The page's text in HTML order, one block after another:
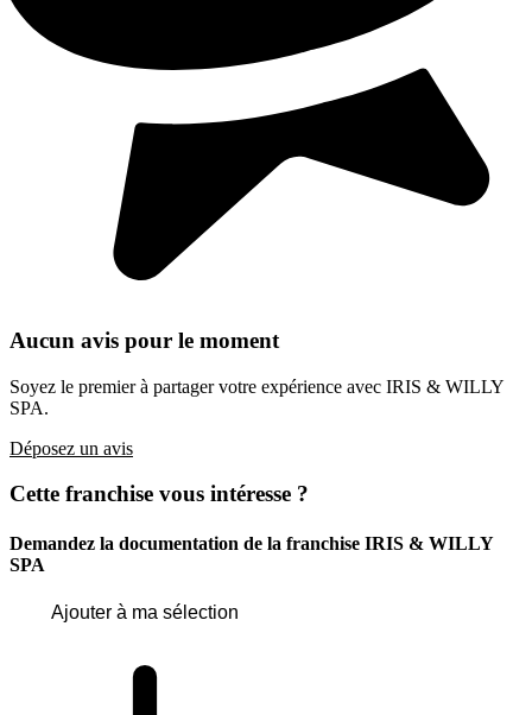
Aucun avis pour le moment
Soyez le premier à partager votre expérience avec IRIS & WILLY
SPA.
Déposez un avis
Cette franchise vous intéresse ?
Demandez la documentation de la franchise IRIS & WILLY
SPA
Ajouter à ma sélection